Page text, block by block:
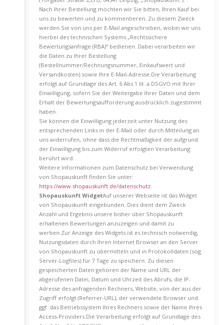
Nach Ihrer Bestellung möchten wir Sie bitten, Ihren Kauf bei
uns zu bewerten und zu kommentieren. Zu diesem Zweck
werden Sie von uns per E-Mail angeschrieben, wobei wir uns
hierbei des technischen Systems „Rechtssichere
Bewertungsanfrage (RBA)“ bedienen. Dabei verarbeiten wir
die Daten zu Ihrer Bestellung
(Bestellnummer/Rechnungsnummer, Einkaufswert und
Versandkosten) sowie Ihre E-Mail-Adresse.Die Verarbeitung
erfolgt auf Grundlage des Art. 6 Abs.1 lit. a DSGVO mit Ihrer
Einwilligung, sofern Sie der Weitergabe Ihrer Daten und dem
Erhalt der Bewertungsaufforderung ausdrücklich zugestimmt
haben.
Sie können die Einwilligung jederzeit unter Nutzung des
entsprechenden Links in der E-Mail oder durch Mitteilung an
uns widerrufen, ohne dass die Rechtmäßigkeit der aufgrund
der Einwilligung bis zum Widerruf erfolgten Verarbeitung
berührt wird.
Weitere Informationen zum Datenschutz bei Verwendung
von Shopauskunft finden Sie unter:
https://www.shopauskunft.de/datenschutz.
Shopauskunft WidgetAuf unserer Webseite ist das Widget
von Shopauskunft eingebunden. Dies dient dem Zweck
Anzahl und Ergebnis unsere bisher über Shopauskunft
erhaltenen Bewertungen anzuzeigen und damit zu
werben.Zur Anzeige des Widgets ist es technisch notwendig,
Nutzungsdaten durch Ihren Internet Browser an den Server
von Shopauskunft zu übermitteln und in Protokolldaten (sog.
Server-Logfiles) für 7 Tage zu speichern. Zu diesen
gespeicherten Daten gehören der Name und URL der
abgerufenen Datei, Datum und Uhrzeit des Abrufs, die IP-
Adresse des anfragenden Rechners, Website, von der aus der
Zugriff erfolgt (Referrer-URL), der verwendete Browser und
ggf. das Betriebssystem Ihres Rechners sowie der Name Ihres
Access-Providers.Die Verarbeitung erfolgt auf Grundlage des